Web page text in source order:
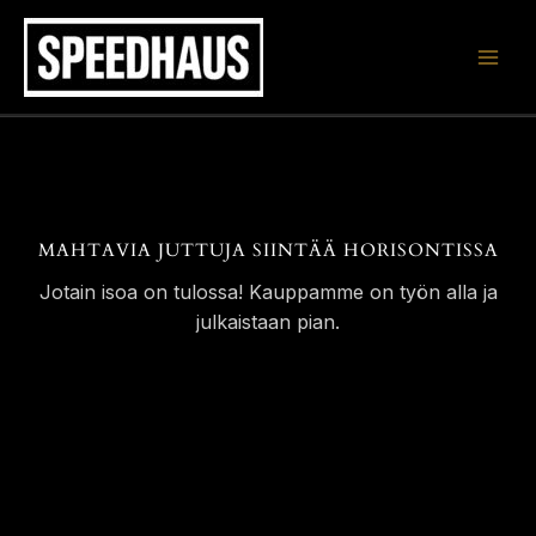
Siirry
sisältöön
MAHTAVIA JUTTUJA SIINTÄÄ HORISONTISSA
Jotain isoa on tulossa! Kauppamme on työn alla ja
julkaistaan pian.